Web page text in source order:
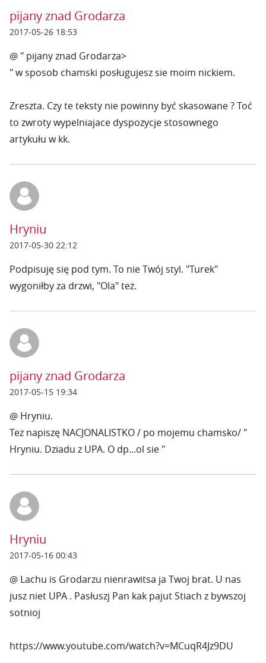
pijany znad Grodarza
2017-05-26 18:53
@ " pijany znad Grodarza>
" w sposob chamski posługujesz sie moim nickiem.
Zreszta. Czy te teksty nie powinny być skasowane ? Toć
to zwroty wypelniajace dyspozycje stosownego
artykułu w kk.
Hryniu
2017-05-30 22:12
Podpisuję się pod tym. To nie Twój styl. "Turek"
wygoniłby za drzwi, "Ola" też.
pijany znad Grodarza
2017-05-15 19:34
@ Hryniu.
Tez napiszę NACJONALISTKO / po mojemu chamsko/ "
Hryniu. Dziadu z UPA. O dp...ol sie "
Hryniu
2017-05-16 00:43
@ Lachu is Grodarzu nienrawitsa ja Twoj brat. U nas
jusz niet UPA . Pasłuszj Pan kak pajut Stiach z bywszoj
sotnioj
https://www.youtube.com/watch?v=MCuqR4Jz9DU